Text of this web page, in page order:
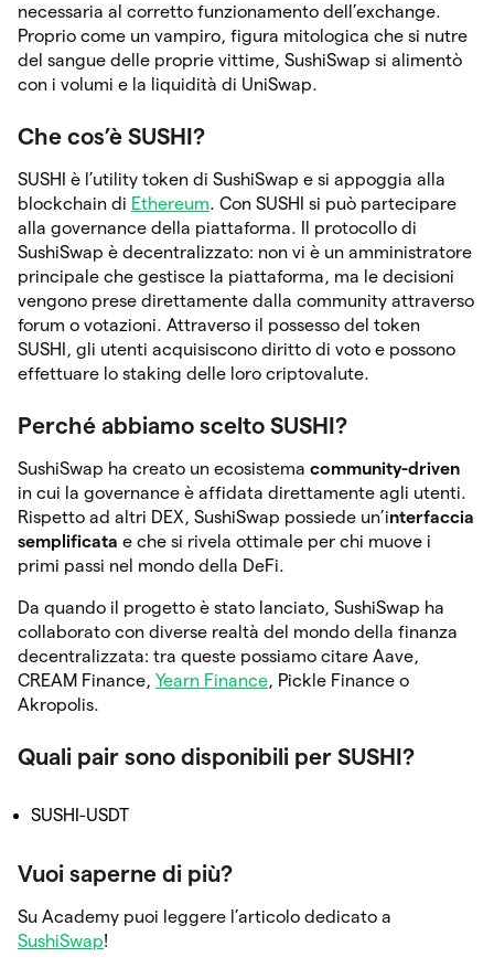
necessaria al corretto funzionamento dell’exchange.
Proprio come un vampiro, figura mitologica che si nutre
del sangue delle proprie vittime, SushiSwap si alimentò
con i volumi e la liquidità di UniSwap.
Che cos’è SUSHI?
SUSHI è l’utility token di SushiSwap e si appoggia alla
blockchain di Ethereum. Con SUSHI si può partecipare
alla governance della piattaforma. Il protocollo di
SushiSwap è decentralizzato: non vi è un amministratore
principale che gestisce la piattaforma, ma le decisioni
vengono prese direttamente dalla community attraverso
forum o votazioni. Attraverso il possesso del token
SUSHI, gli utenti acquisiscono diritto di voto e possono
effettuare lo staking delle loro criptovalute.
Perché abbiamo scelto SUSHI?
SushiSwap ha creato un ecosistema community-driven
in cui la governance è affidata direttamente agli utenti.
Rispetto ad altri DEX, SushiSwap possiede un’interfaccia
semplificata e che si rivela ottimale per chi muove i
primi passi nel mondo della DeFi.
Da quando il progetto è stato lanciato, SushiSwap ha
collaborato con diverse realtà del mondo della finanza
decentralizzata: tra queste possiamo citare Aave,
CREAM Finance, Yearn Finance, Pickle Finance o
Akropolis.
Quali pair sono disponibili per SUSHI?
SUSHI-USDT
Vuoi saperne di più?
Su Academy puoi leggere l’articolo dedicato a
SushiSwap!